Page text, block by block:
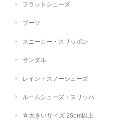
フラットシューズ
ブーツ
スニーカー・スリッポン
サンダル
レイン・スノーシューズ
ルームシューズ・スリッパ
☆大きいサイズ 25cm以上